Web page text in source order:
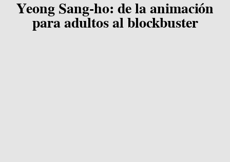
Yeong Sang-ho: de la animación
para adultos al blockbuster